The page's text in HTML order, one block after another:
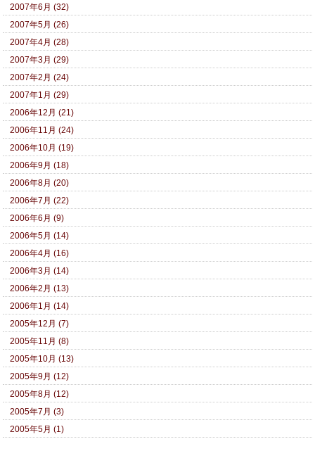
2007年6月 (32)
2007年5月 (26)
2007年4月 (28)
2007年3月 (29)
2007年2月 (24)
2007年1月 (29)
2006年12月 (21)
2006年11月 (24)
2006年10月 (19)
2006年9月 (18)
2006年8月 (20)
2006年7月 (22)
2006年6月 (9)
2006年5月 (14)
2006年4月 (16)
2006年3月 (14)
2006年2月 (13)
2006年1月 (14)
2005年12月 (7)
2005年11月 (8)
2005年10月 (13)
2005年9月 (12)
2005年8月 (12)
2005年7月 (3)
2005年5月 (1)